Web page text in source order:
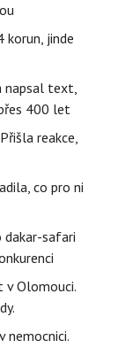
korun, jinde
napsal text,
400 let
reakce,
co pro ni
safari
v Olomouci.
nemocnici.